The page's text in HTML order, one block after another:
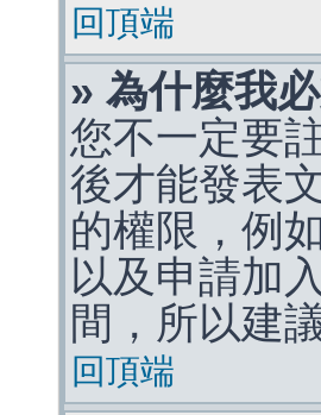
回頂端
» 為什麼我
您不一定要
後才能發表
的權限，例
以及申請加
間，所以建
回頂端